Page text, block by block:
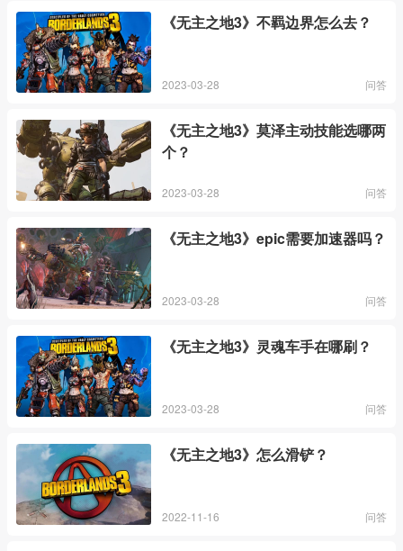
《无主之地3》不羁边界怎么去？
2023-03-28 问答
《无主之地3》莫泽主动技能选哪两
个？
2023-03-28 问答
《无主之地3》epic需要加速器吗？
2023-03-28 问答
《无主之地3》灵魂车手在哪刷？
2023-03-28 问答
《无主之地3》怎么滑铲？
2022-11-16 问答